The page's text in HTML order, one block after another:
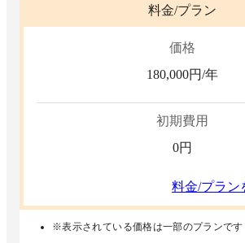
料金/プラン
価格
180,000円/年
初期費用
0円
料金/プラン
※表示されている価格は一部のプランです